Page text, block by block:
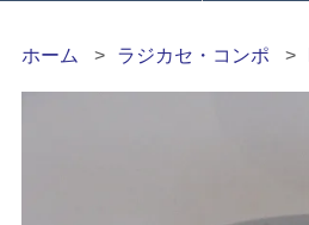
ホーム ラジカセ・コンポ